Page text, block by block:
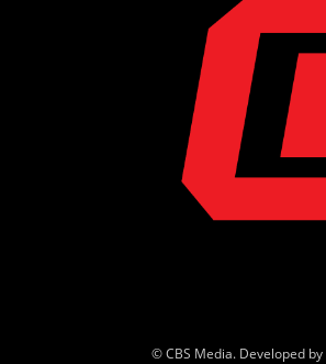
© CBS Media. Developed by